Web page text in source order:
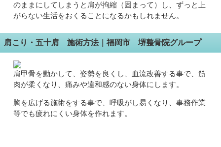
のままにしてしまうと肩が拘縮（固まって）し、ずっと上
がらない生活をおくることになるかもしれません。
肩こり・五十肩 施術方法｜福岡市 堺整骨院グループ
肩甲骨を動かして、姿勢を良くし、血流改善する事で、筋
肉が柔くなり、痛みや違和感のない身体にします。
胸を広げる施術をする事で、呼吸がし易くなり、事務作業
等でも疲れにくい身体を作れます。